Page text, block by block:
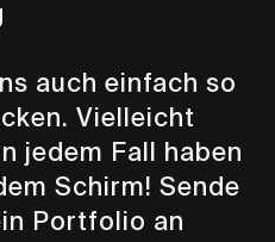
auch einfach so
Vielleicht
jedem Fall haben
Schirm! Sende
Portfolio an